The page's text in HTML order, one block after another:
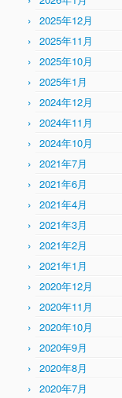
2025年12月
2025年11月
2025年10月
2025年1月
2024年12月
2024年11月
2024年10月
2021年7月
2021年6月
2021年4月
2021年3月
2021年2月
2021年1月
2020年12月
2020年11月
2020年10月
2020年9月
2020年8月
2020年7月